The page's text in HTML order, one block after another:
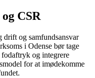
CSR
drift og samfundsansvar
i Odense bør tage
og integrere
for at imødekomme